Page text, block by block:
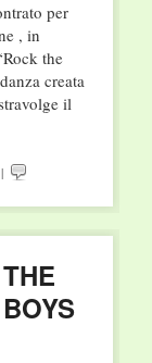
per
, in
the
creata
il
|